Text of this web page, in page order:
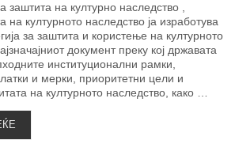
заштита на културно наследство ,
на културното наследство ја изработува
за заштита и користење на културното
документ преку кој државата
институционални рамки,
и мерки, приоритетни цели и
на културното наследство, како …